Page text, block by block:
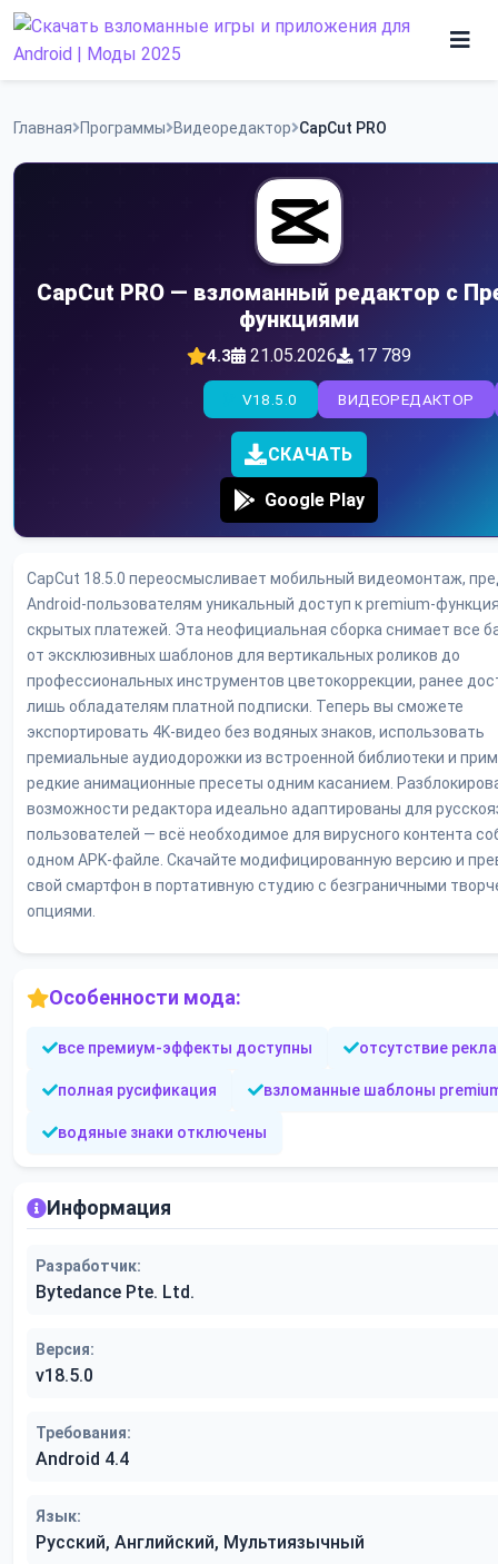
Skip
Программы
Главная Программы Видеоредактор CapCut PRO
CapCut PRO — взломанный редактор с
функциями
4.3 21.05.2026 17 789
ВИДЕОРЕДАКТОР
V18.5.0
СКАЧАТЬ
Google Play
CapCut 18.5.0 переосмысливает мобильный видеомонтаж,
Android-пользователям уникальный доступ к premium-
скрытых платежей. Эта неофициальная сборка снимает все
от эксклюзивных шаблонов для вертикальных роликов до
профессиональных инструментов цветокоррекции, ранее
лишь обладателям платной подписки. Теперь вы сможете
экспортировать 4K-видео без водяных знаков, использовать
премиальные аудиодорожки из встроенной библиотеки и
редкие анимационные пресеты одним касанием.
возможности редактора идеально адаптированы для
пользователей — всё необходимое для вирусного контента
одном APK-файле. Скачайте модифицированную версию и
свой смартфон в портативную студию с безграничными
опциями.
Особенности мода:
все премиум-эффекты доступны отсутствие
полная русификация взломанные шаблоны
водяные знаки отключены
Информация
Разработчик:
Bytedance Pte. Ltd.
Версия:
v18.5.0
Требования:
Android 4.4
Язык:
Русский, Английский, Мультиязычный